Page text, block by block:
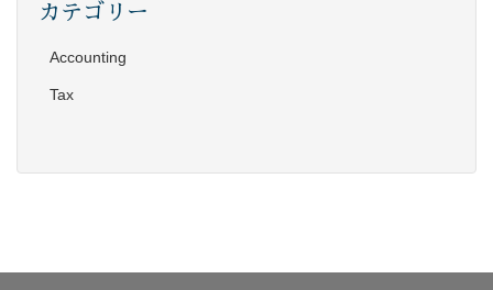
カテゴリー
Accounting
Tax